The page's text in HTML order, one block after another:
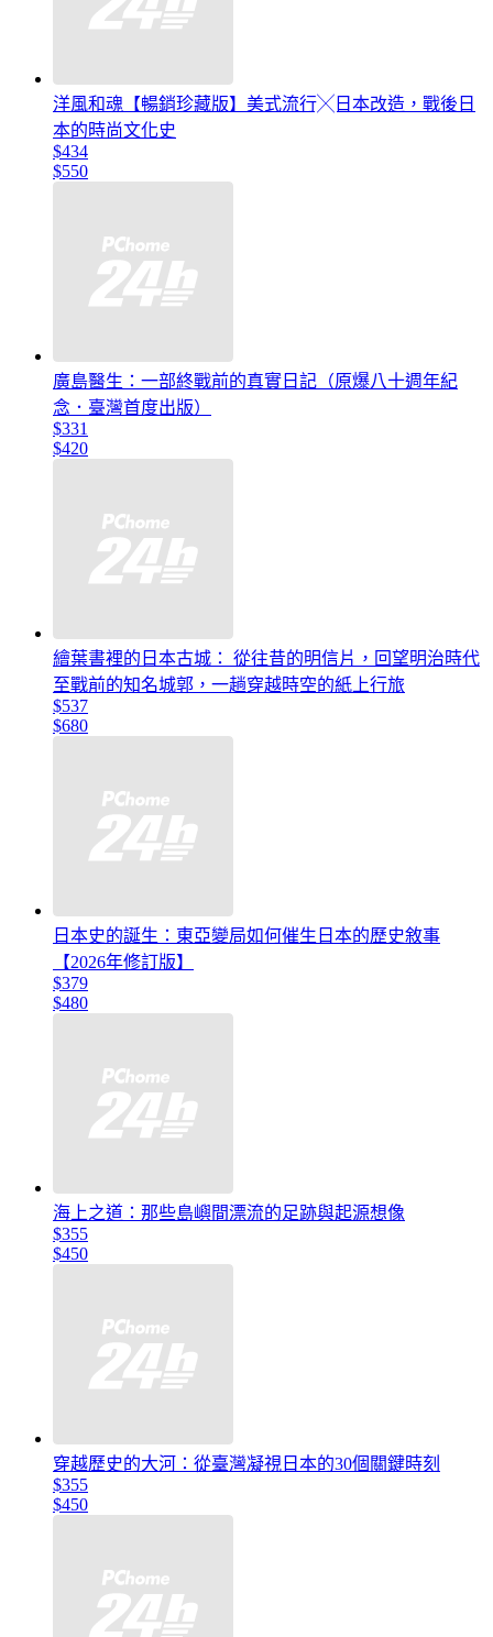
洋風和魂【暢銷珍藏版】美式流行╳日本改造，戰後日
本的時尚文化史
$434
$550
廣島醫生：一部終戰前的真實日記（原爆八十週年紀
念．臺灣首度出版）
$331
$420
繪葉書裡的日本古城： 從往昔的明信片，回望明治時代
至戰前的知名城郭，一趟穿越時空的紙上行旅
$537
$680
日本史的誕生：東亞變局如何催生日本的歷史敘事
【2026年修訂版】
$379
$480
海上之道：那些島嶼間漂流的足跡與起源想像
$355
$450
穿越歷史的大河：從臺灣凝視日本的30個關鍵時刻
$355
$450